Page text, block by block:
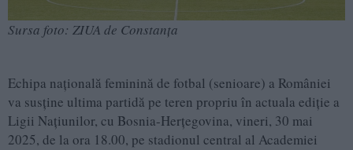
Sursa foto: ZIUA de Constanța
Echipa națională feminină de fotbal (senioare) a României
va susține ultima partidă pe teren propriu în actuala ediție a
Ligii Națiunilor, cu Bosnia-Herțegovina, vineri, 30 mai
2025, de la ora 18.00, pe stadionul central al Academiei